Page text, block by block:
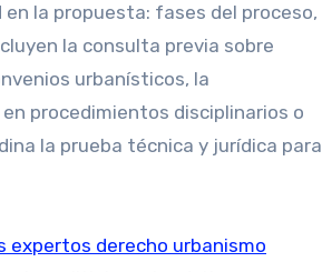
la propuesta: fases del proceso,
la consulta previa sobre
urbanísticos, la
procedimientos disciplinarios o
la prueba técnica y jurídica para
expertos derecho urbanismo